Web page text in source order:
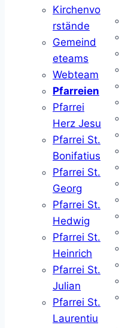
Kirchenvo
rstände
Gemeind
eteams
Webteam
Pfarreien
Pfarrei
Herz Jesu
Pfarrei St.
Bonifatius
Pfarrei St.
Georg
Pfarrei St.
Hedwig
Pfarrei St.
Heinrich
Pfarrei St.
Julian
Pfarrei St.
Laurentiu